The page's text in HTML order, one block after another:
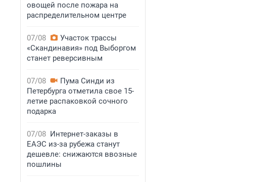
овощей после пожара на
распределительном центре
07/08
Участок трассы
«Скандинавия» под Выборгом
станет реверсивным
07/08
Пума Синди из
Петербурга отметила свое 15-
летие распаковкой сочного
подарка
07/08 Интернет-заказы в
ЕАЭС из-за рубежа станут
дешевле: снижаются ввозные
пошлины